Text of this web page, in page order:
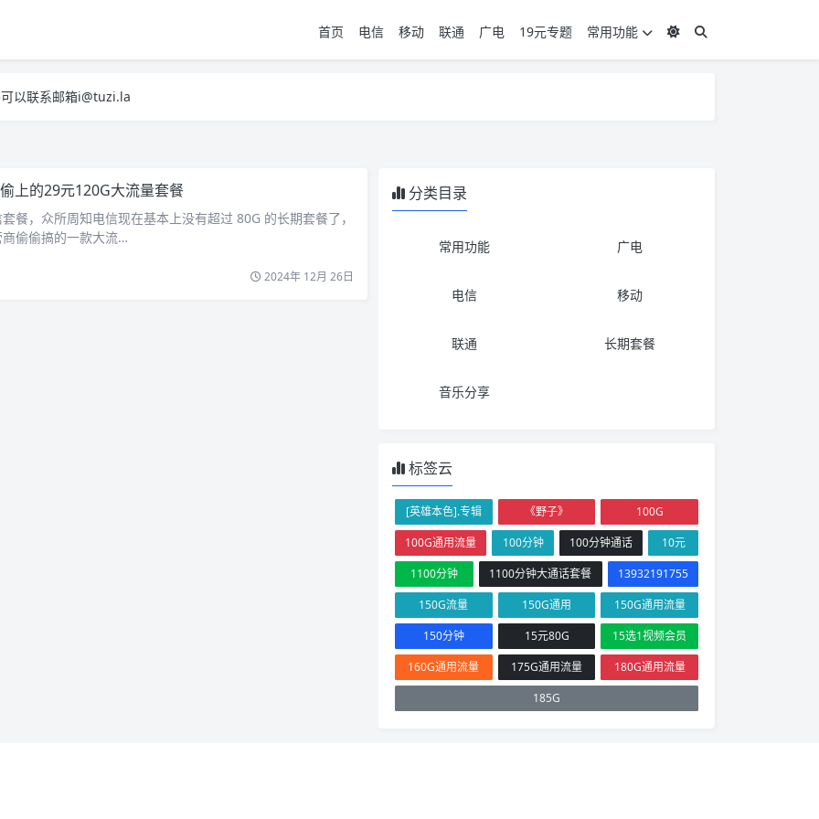
首页 电信 移动 联通 广电 19元专题
常用功能
以联系邮箱i@tuzi.la
以联系邮箱i@tuzi.la
上的29元120G大流量套餐
餐，众所周知电信现在基本上没有超过 80G 的长期套餐了，
偷偷搞的一款大流…
2024年 12月 26日
分类目录
常用功能 广电
电信 移动
联通 长期套餐
音乐分享
标签云
[英雄本色].专辑 《野子》
100G
100G通用流量
100分钟 100分钟通话
10元
1100分钟
1100分钟大通话套餐
13932191755
150G流量
150G通用
150G通用流量
150分钟
15元80G
15选1视频会员
160G通用流量
175G通用流量
180G通用流量
185G